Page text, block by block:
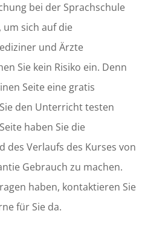
bei der Sprachschule
um sich auf die
und Ärzte
Sie kein Risiko ein. Denn
Seite eine gratis
den Unterricht testen
haben Sie die
des Verlaufs des Kurses von
Gebrauch zu machen.
haben, kontaktieren Sie
für Sie da.